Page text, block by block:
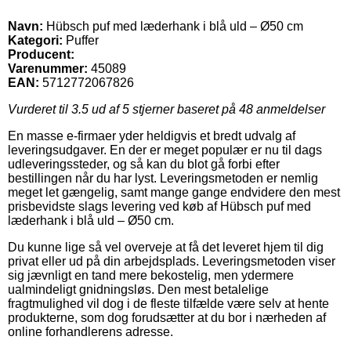
Navn: Hübsch puf med læderhank i blå uld – Ø50 cm
Kategori: Puffer
Producent:
Varenummer: 45089
EAN: 5712772067826
Vurderet til 3.5 ud af 5 stjerner baseret på 48 anmeldelser
En masse e-firmaer yder heldigvis et bredt udvalg af
leveringsudgaver. En der er meget populær er nu til dags
udleveringssteder, og så kan du blot gå forbi efter
bestillingen når du har lyst. Leveringsmetoden er nemlig
meget let gængelig, samt mange gange endvidere den mest
prisbevidste slags levering ved køb af Hübsch puf med
læderhank i blå uld – Ø50 cm.
Du kunne lige så vel overveje at få det leveret hjem til dig
privat eller ud på din arbejdsplads. Leveringsmetoden viser
sig jævnligt en tand mere bekostelig, men ydermere
ualmindeligt gnidningsløs. Den mest betalelige
fragtmulighed vil dog i de fleste tilfælde være selv at hente
produkterne, som dog forudsætter at du bor i nærheden af
online forhandlerens adresse.